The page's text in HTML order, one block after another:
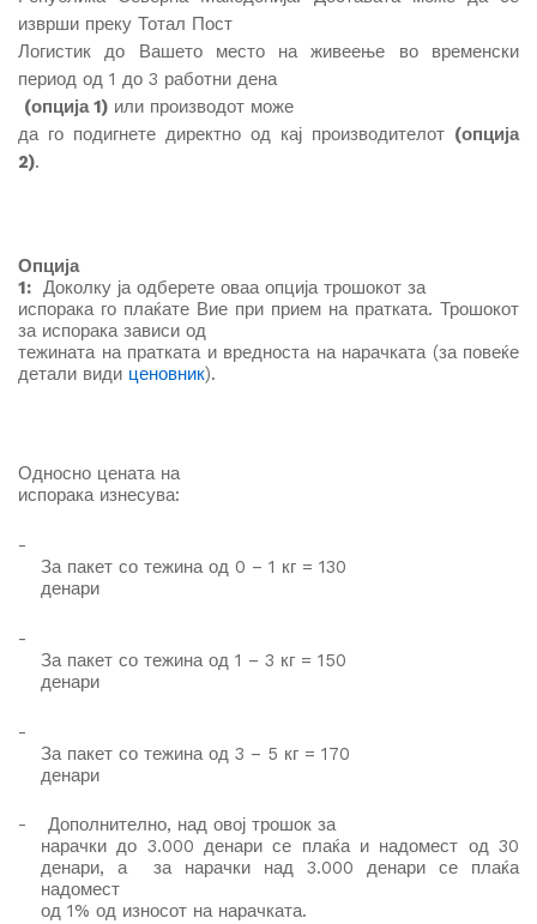
изврши преку Тотал Пост
Логистик до Вашето место на живеење во временски
период од 1 до 3 работни дена
(опција 1) или производот може
да го подигнете директно од кај производителот (опција
2).
Опција
1: Доколку ја одберете оваа опција трошокот за
испорака го плаќате Вие при прием на пратката. Трошокот
за испорака зависи од
тежината на пратката и вредноста на нарачката (за повеќе
детали види ценовник).
Односно цената на
испорака изнесува:
-
За пакет со тежина од 0 – 1 кг = 130
денари
-
За пакет со тежина од 1 – 3 кг = 150
денари
-
За пакет со тежина од 3 – 5 кг = 170
денари
- Дополнително, над овој трошок за
нарачки до 3.000 денари се плаќа и надомест од 30
денари, а за нарачки над 3.000 денари се плаќа
надомест
од 1% од износот на нарачката.